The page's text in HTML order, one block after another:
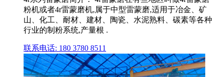
粉机或者4r雷蒙磨机,属于中型雷蒙磨,适用于冶金、矿
山、化工、耐材、建材、陶瓷、水泥熟料、碳素等各种
行业的制粉系统,产量根 .
联系电话: 180 3780 8511